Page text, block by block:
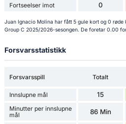
Fortseelser imot 0
Juan Ignacio Molina har fått 5 gule kort og 0 røde
Group C 2025/2026-sesongen. De foretar 0.00
Forsvarsstatistikk
Forsvarsspill Totalt
Innslupne mål 15
Minutter per innslupne
mål
86 Min